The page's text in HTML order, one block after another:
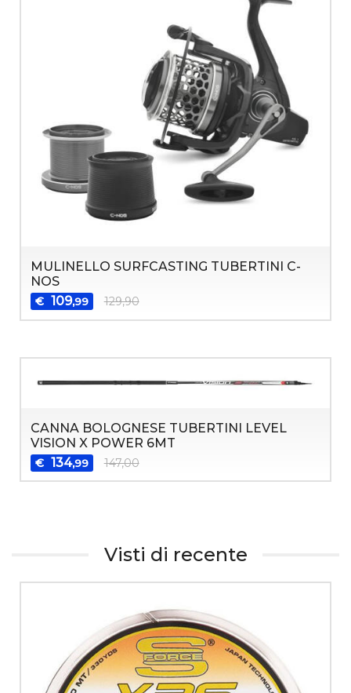
MULINELLO SURFCASTING TUBERTINI C-
NOS
€ 109,99 129,90
CANNA BOLOGNESE TUBERTINI LEVEL
VISION X POWER 6MT
€ 134,99 147,00
Visti di recente